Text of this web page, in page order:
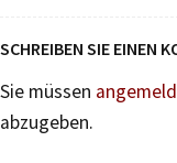
SCHREIBEN SIE EINEN
Sie müssen
abzugeben.